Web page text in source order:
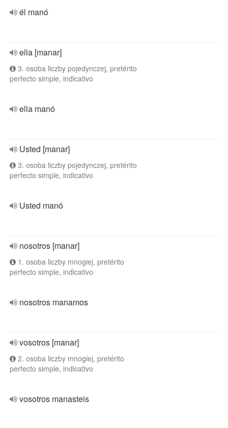
él manó
ella [manar]
3. osoba liczby pojedynczej, pretérito
perfecto simple, indicativo
ella manó
Usted [manar]
3. osoba liczby pojedynczej, pretérito
perfecto simple, indicativo
Usted manó
nosotros [manar]
1. osoba liczby mnogiej, pretérito
perfecto simple, indicativo
nosotros manamos
vosotros [manar]
2. osoba liczby mnogiej, pretérito
perfecto simple, indicativo
vosotros manasteis